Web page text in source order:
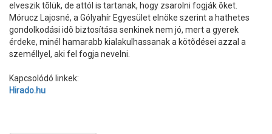
elveszik tõlük, de attól is tartanak, hogy zsarolni fogják õket.
Mórucz Lajosné, a Gólyahír Egyesület elnöke szerint a hathetes
gondolkodási idõ biztosítása senkinek nem jó, mert a gyerek
érdeke, minél hamarabb kialakulhassanak a kötõdései azzal a
személlyel, aki fel fogja nevelni.
Kapcsolódó linkek:
Hirado.hu